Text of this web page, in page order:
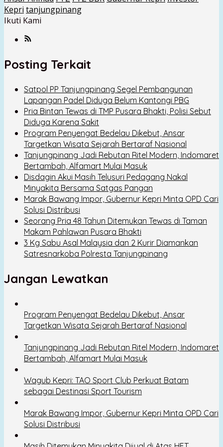
Kepri tanjungpinang
Ikuti Kami
Posting Terkait
Satpol PP Tanjungpinang Segel Pembangunan
Lapangan Padel Diduga Belum Kantongi PBG
Pria Bintan Tewas di TMP Pusara Bhakti, Polisi Sebut
Diduga Karena Sakit
Program Penyengat Bedelau Dikebut, Ansar
Targetkan Wisata Sejarah Bertaraf Nasional
Tanjungpinang Jadi Rebutan Ritel Modern, Indomaret
Bertambah, Alfamart Mulai Masuk
Disdagin Akui Masih Telusuri Pedagang Nakal
Minyakita Bersama Satgas Pangan
Marak Bawang Impor, Gubernur Kepri Minta OPD Cari
Solusi Distribusi
Seorang Pria 48 Tahun Ditemukan Tewas di Taman
Makam Pahlawan Pusara Bhakti
3 Kg Sabu Asal Malaysia dan 2 Kurir Diamankan
Satresnarkoba Polresta Tanjungpinang
Jangan Lewatkan
Program Penyengat Bedelau Dikebut, Ansar
Targetkan Wisata Sejarah Bertaraf Nasional
Tanjungpinang Jadi Rebutan Ritel Modern, Indomaret
Bertambah, Alfamart Mulai Masuk
Wagub Kepri: TAO Sport Club Perkuat Batam
sebagai Destinasi Sport Tourism
Marak Bawang Impor, Gubernur Kepri Minta OPD Cari
Solusi Distribusi